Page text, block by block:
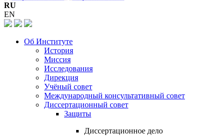
RU
EN
Об Институте
История
Миссия
Исследования
Дирекция
Учёный совет
Международный консультативный совет
Диссертационный совет
Защиты
Диссертационное дело